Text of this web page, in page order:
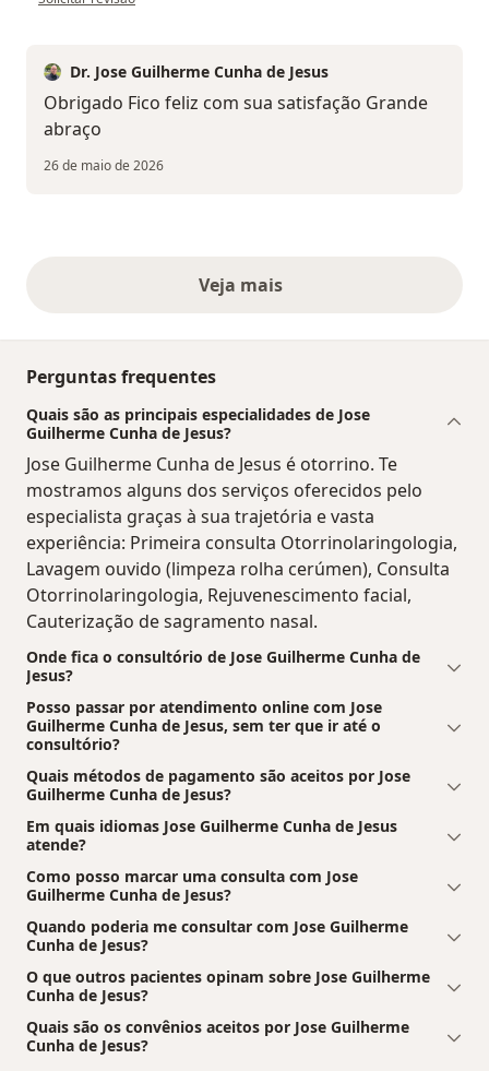
Dr. Jose Guilherme Cunha de Jesus
Obrigado Fico feliz com sua satisfação Grande
abraço
26 de maio de 2026
Veja maisopiniões acima
Perguntas frequentes
Quais são as principais especialidades de Jose
Guilherme Cunha de Jesus?
Jose Guilherme Cunha de Jesus é otorrino. Te
mostramos alguns dos serviços oferecidos pelo
especialista graças à sua trajetória e vasta
experiência: Primeira consulta Otorrinolaringologia,
Lavagem ouvido (limpeza rolha cerúmen), Consulta
Otorrinolaringologia, Rejuvenescimento facial,
Cauterização de sagramento nasal.
Onde fica o consultório de Jose Guilherme Cunha de
Jesus?
Posso passar por atendimento online com Jose
Guilherme Cunha de Jesus, sem ter que ir até o
consultório?
Quais métodos de pagamento são aceitos por Jose
Guilherme Cunha de Jesus?
Em quais idiomas Jose Guilherme Cunha de Jesus
atende?
Como posso marcar uma consulta com Jose
Guilherme Cunha de Jesus?
Quando poderia me consultar com Jose Guilherme
Cunha de Jesus?
O que outros pacientes opinam sobre Jose Guilherme
Cunha de Jesus?
Quais são os convênios aceitos por Jose Guilherme
Cunha de Jesus?